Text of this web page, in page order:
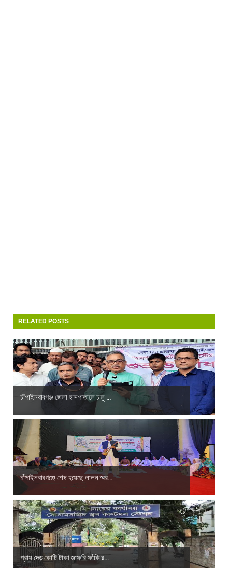
RELATED POSTS
চাঁপাইনবাবগঞ্জ জেলা হাসপাতালে চালু ...
চাঁপাইনবাবগঞ্জে শেষ হয়েছে লালন স্মর...
প্রায় দেড় কোটি টাকা জাফরি ফাঁকি র...